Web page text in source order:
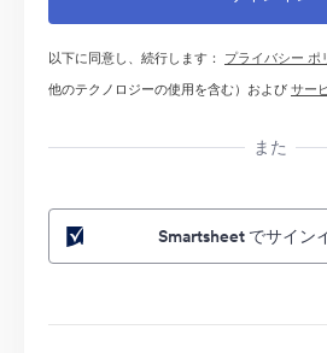
以下に同意し、続行します： プライバシー ポ
他のテクノロジーの使用を含む）およびサー
また
Smartsheet でサイン